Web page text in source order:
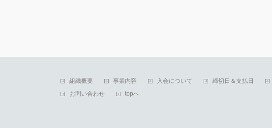
組織概要 事業内容 入会について 締切日＆支払日
お問い合わせ
topへ